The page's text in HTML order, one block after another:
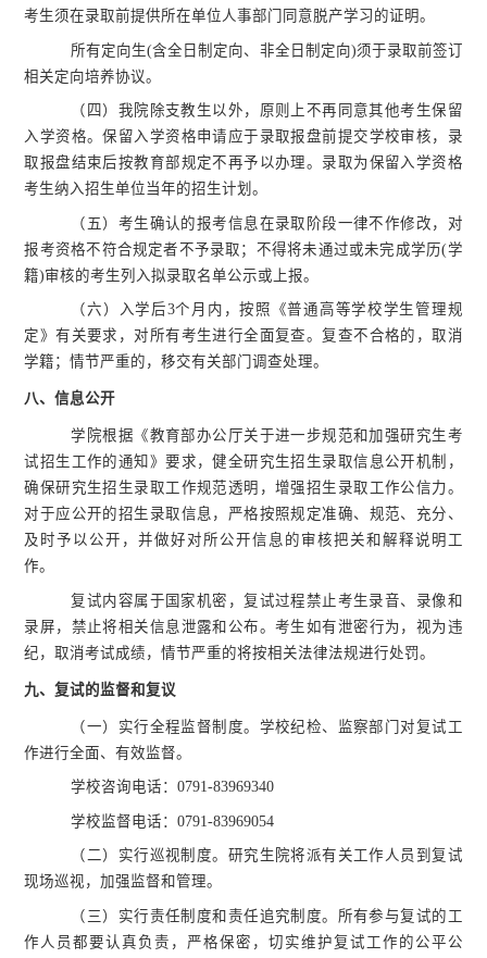
考生须在录取前提供所在单位人事部门同意脱产学习的证明。
所有定向生(含全日制定向、非全日制定向)须于录取前签订
相关定向培养协议。
（四）我院除支教生以外，原则上不再同意其他考生保留
入学资格。保留入学资格申请应于录取报盘前提交学校审核，录
取报盘结束后按教育部规定不再予以办理。录取为保留入学资格
考生纳入招生单位当年的招生计划。
（五）考生确认的报考信息在录取阶段一律不作修改，对
报考资格不符合规定者不予录取；不得将未通过或未完成学历(学
籍)审核的考生列入拟录取名单公示或上报。
（六）入学后3个月内，按照《普通高等学校学生管理规
定》有关要求，对所有考生进行全面复查。复查不合格的，取消
学籍；情节严重的，移交有关部门调查处理。
八、信息公开
学院根据《教育部办公厅关于进一步规范和加强研究生考
试招生工作的通知》要求，健全研究生招生录取信息公开机制，
确保研究生招生录取工作规范透明，增强招生录取工作公信力。
对于应公开的招生录取信息，严格按照规定准确、规范、充分、
及时予以公开，并做好对所公开信息的审核把关和解释说明工
作。
复试内容属于国家机密，复试过程禁止考生录音、录像和
录屏，禁止将相关信息泄露和公布。考生如有泄密行为，视为违
纪，取消考试成绩，情节严重的将按相关法律法规进行处罚。
九、复试的监督和复议
（一）实行全程监督制度。学校纪检、监察部门对复试工
作进行全面、有效监督。
学校咨询电话：0791-83969340
学校监督电话：0791-83969054
（二）实行巡视制度。研究生院将派有关工作人员到复试
现场巡视，加强监督和管理。
（三）实行责任制度和责任追究制度。所有参与复试的工
作人员都要认真负责，严格保密，切实维护复试工作的公平公